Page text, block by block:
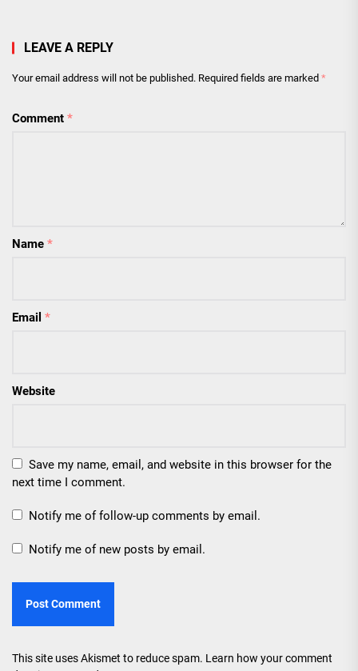
LEAVE A REPLY
Your email address will not be published. Required fields are marked *
Comment *
Name *
Email *
Website
Save my name, email, and website in this browser for the
next time I comment.
Notify me of follow-up comments by email.
Notify me of new posts by email.
This site uses Akismet to reduce spam. Learn how your comment